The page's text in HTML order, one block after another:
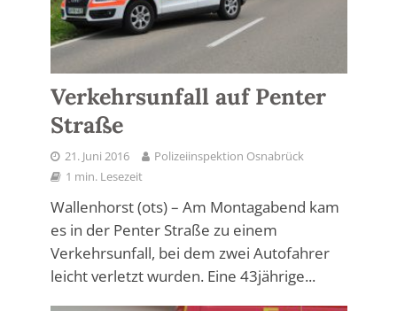
Verkehrsunfall auf Penter
Straße
21. Juni 2016
Polizeiinspektion Osnabrück
1 min. Lesezeit
Wallenhorst (ots) – Am Montagabend kam
es in der Penter Straße zu einem
Verkehrsunfall, bei dem zwei Autofahrer
leicht verletzt wurden. Eine 43jährige...